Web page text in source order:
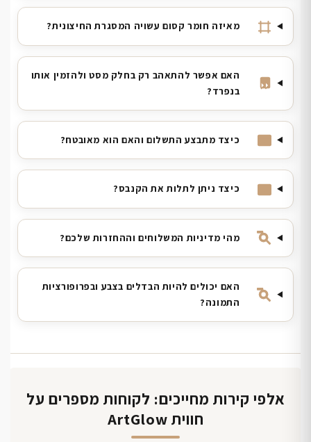
מאיזה חומר קסום עשויה המסגרת החיצונית?
האם אפשר להתאהב רק בחלק מסט ולהזמין אותו
בנפרד?
כיצד מתבצע התשלום והאם הוא מאובטח?
כיצד ניתן לתלות את הקנבס?
מהי מדיניות המשלוחים וההחזרות שלכם?
האם יכולים להיות הבדלים בצבע ובפרופורציות
התמונה?
אלפי קירות מחייכים: לקוחות מספרים על
חווית ArtGlow